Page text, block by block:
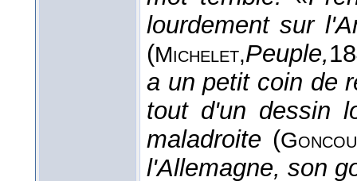
lourdement sur
(Michelet,Peuple,
a un petit coin de
tout d'un dessin
maladroite (
l'Allemagne, son